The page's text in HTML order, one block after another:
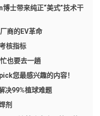
博士带来纯正“美式”技术干
商的EV革命
核指标
也要去一趟
您最感兴趣的内容！
决99%植球难题
剂